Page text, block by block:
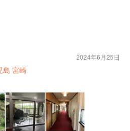
島 宮崎
2024年6月25日